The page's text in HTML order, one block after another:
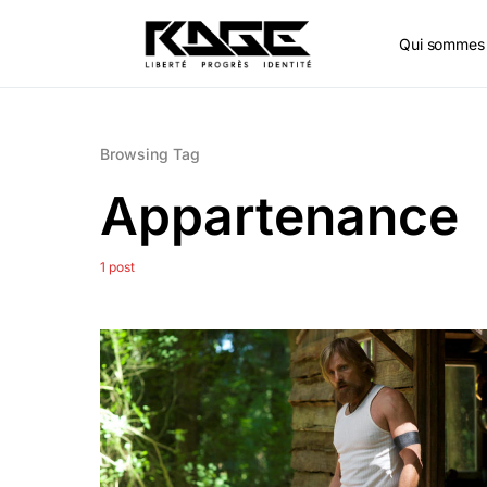
Qui
Browsing Tag
Appartenance
1 post